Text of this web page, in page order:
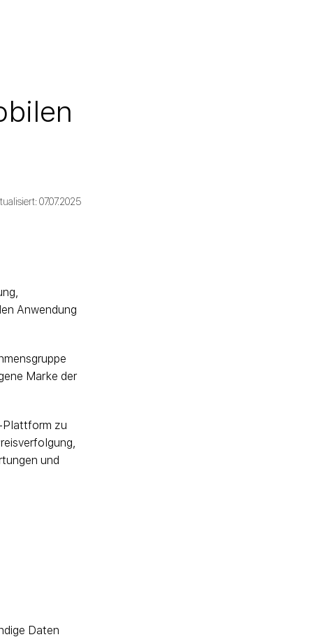
07.07.2025
Anwendung
Marke der
Plattform zu
und
Daten